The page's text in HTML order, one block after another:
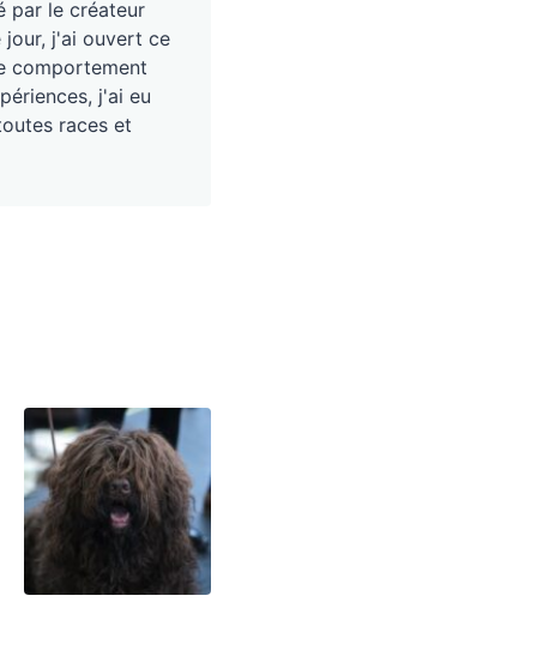
par le créateur
jour, j'ai ouvert ce
comportement
j'ai eu
races et